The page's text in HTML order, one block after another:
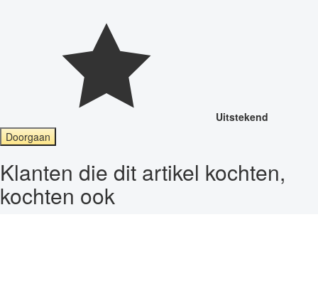
Uitstekend
Doorgaan
Klanten die dit artikel kochten,
kochten ook